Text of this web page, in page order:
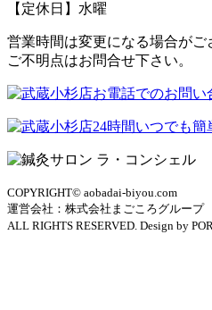
【定休日】水曜
営業時間は変更になる場合がご
ご不明点はお問合せ下さい。
COPYRIGHT© aobadai-biyou.com
運営会社：株式会社まごころグルー
ALL RIGHTS RESERVED. Design by